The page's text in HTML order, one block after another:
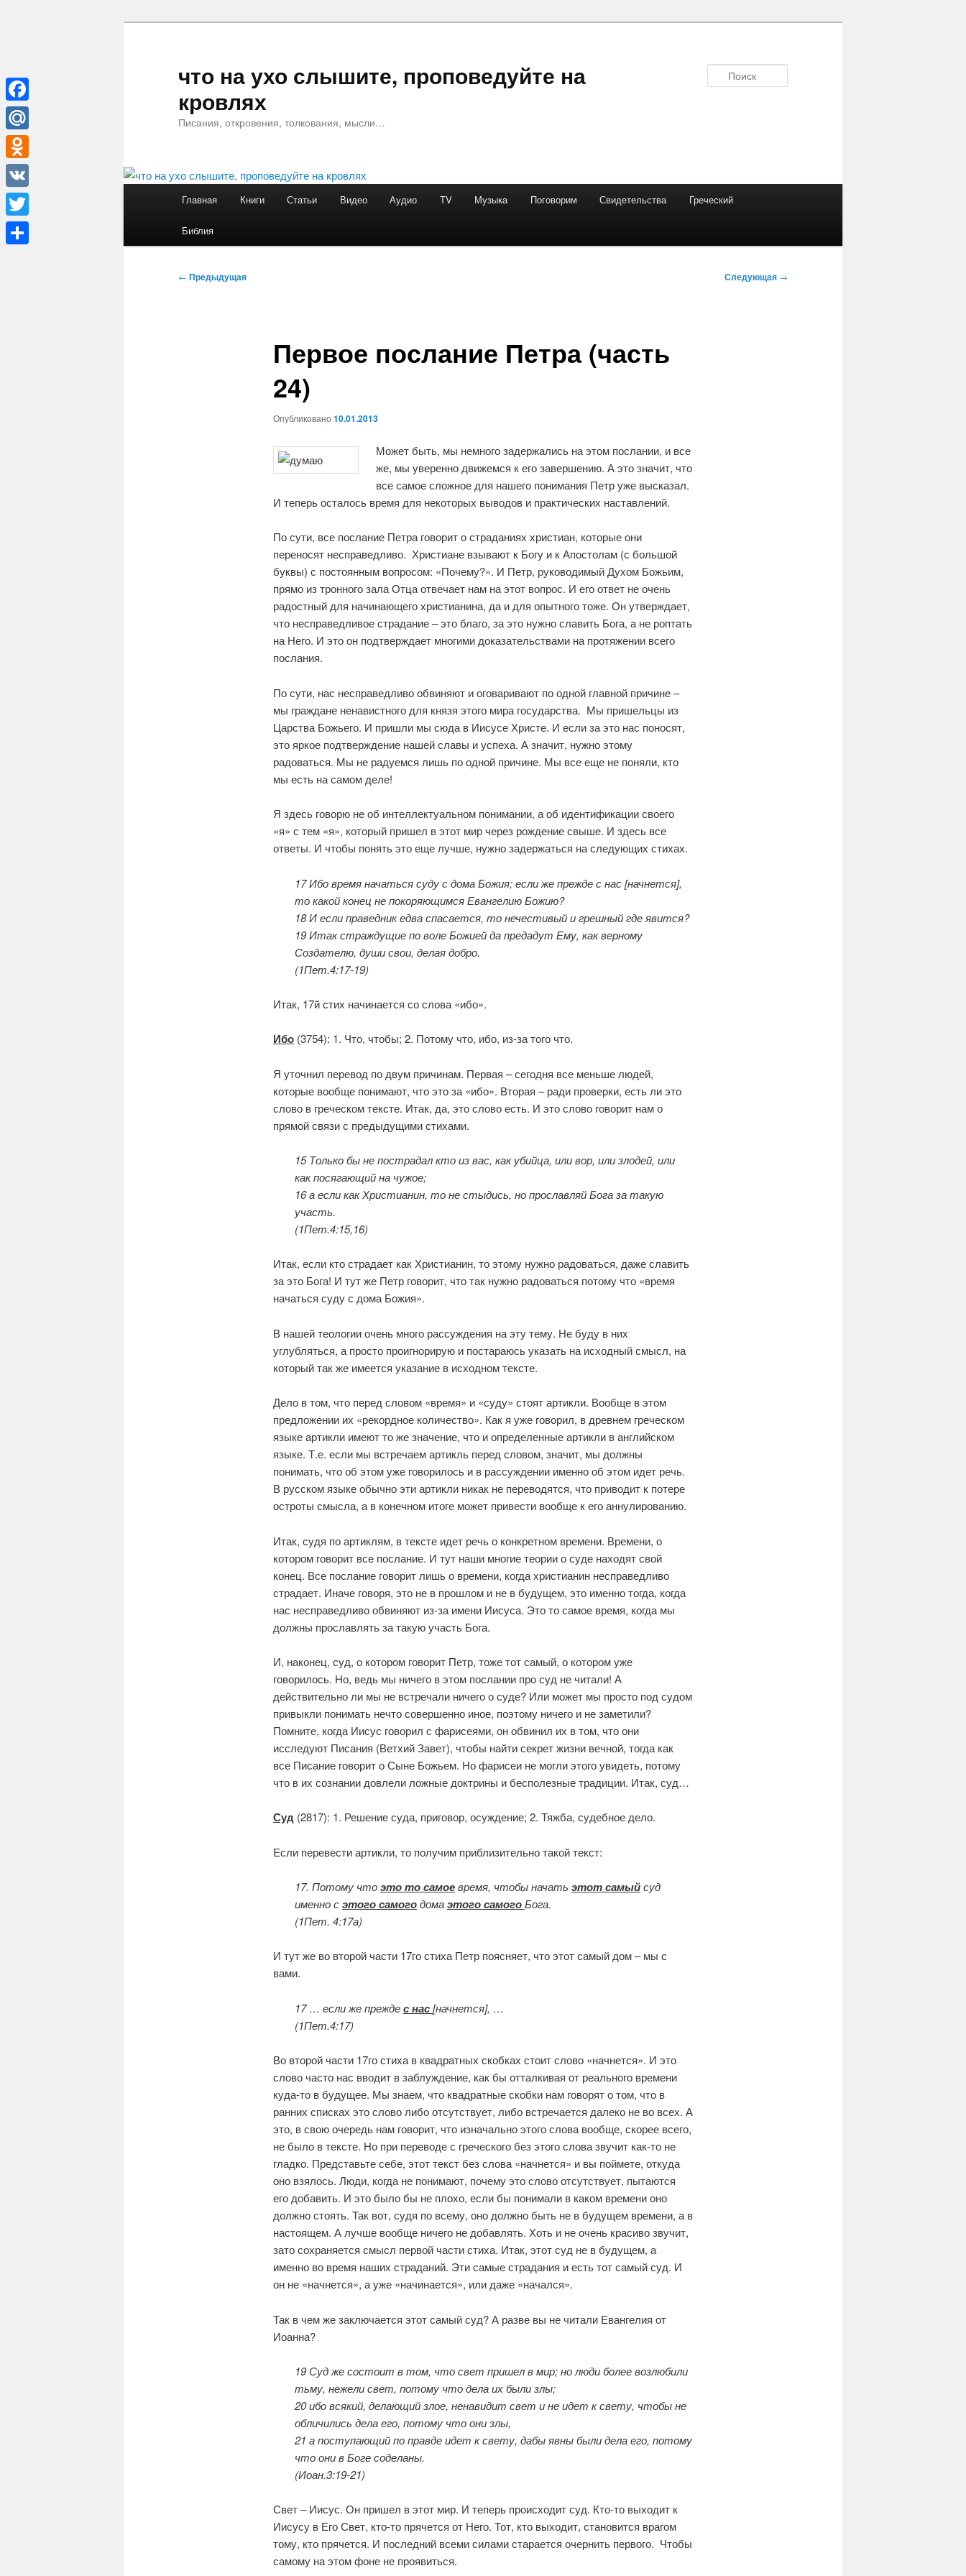
содержимому
что на ухо слышите, проповедуйте на
кровлях
Писания, откровения, толкования, мысли…
Главная Книги Статьи Видео Аудио TV Музыка Поговорим Свидетельства Греческий
Библия
Навигация
← Предыдущая Следующая →
Первое послание Петра (часть
24)
Опубликовано 10.01.2013
Может быть, мы немного задержались на этом послании, и все
же, мы уверенно движемся к его завершению. А это значит, что
все самое сложное для нашего понимания Петр уже высказал.
И теперь осталось время для некоторых выводов и практических наставлений.
По сути, все послание Петра говорит о страданиях христиан, которые они
переносят несправедливо. Христиане взывают к Богу и к Апостолам (с большой
буквы) с постоянным вопросом: «Почему?». И Петр, руководимый Духом Божьим,
прямо из тронного зала Отца отвечает нам на этот вопрос. И его ответ не очень
радостный для начинающего христианина, да и для опытного тоже. Он утверждает,
что несправедливое страдание – это благо, за это нужно славить Бога, а не роптать
на Него. И это он подтверждает многими доказательствами на протяжении всего
послания.
По сути, нас несправедливо обвиняют и оговаривают по одной главной причине –
мы граждане ненавистного для князя этого мира государства. Мы пришельцы из
Царства Божьего. И пришли мы сюда в Иисусе Христе. И если за это нас поносят,
это яркое подтверждение нашей славы и успеха. А значит, нужно этому
радоваться. Мы не радуемся лишь по одной причине. Мы все еще не поняли, кто
мы есть на самом деле!
Я здесь говорю не об интеллектуальном понимании, а об идентификации своего
«я» с тем «я», который пришел в этот мир через рождение свыше. И здесь все
ответы. И чтобы понять это еще лучше, нужно задержаться на следующих стихах.
17 Ибо время начаться суду с дома Божия; если же прежде с нас [начнется],
то какой конец не покоряющимся Евангелию Божию?
18 И если праведник едва спасается, то нечестивый и грешный где явится?
19 Итак страждущие по воле Божией да предадут Ему, как верному
Создателю, души свои, делая добро.
(1Пет.4:17-19)
Итак, 17й стих начинается со слова «ибо».
Ибо(3754): 1. Что, чтобы; 2. Потому что, ибо, из-за того что.
Я уточнил перевод по двум причинам. Первая – сегодня все меньше людей,
которые вообще понимают, что это за «ибо». Вторая – ради проверки, есть ли это
слово в греческом тексте. Итак, да, это слово есть. И это слово говорит нам о
прямой связи с предыдущими стихами.
15 Только бы не пострадал кто из вас, как убийца, или вор, или злодей, или
как посягающий на чужое;
16 а если как Христианин, то не стыдись, но прославляй Бога за такую
участь.
(1Пет.4:15,16)
Итак, если кто страдает как Христианин, то этому нужно радоваться, даже славить
за это Бога! И тут же Петр говорит, что так нужно радоваться потому что «время
начаться суду с дома Божия».
В нашей теологии очень много рассуждения на эту тему. Не буду в них
углубляться, а просто проигнорирую и постараюсь указать на исходный смысл, на
который так же имеется указание в исходном тексте.
Дело в том, что перед словом «время» и «суду» стоят артикли. Вообще в этом
предложении их «рекордное количество». Как я уже говорил, в древнем греческом
языке артикли имеют то же значение, что и определенные артикли в английском
языке. Т.е. если мы встречаем артикль перед словом, значит, мы должны
понимать, что об этом уже говорилось и в рассуждении именно об этом идет речь.
В русском языке обычно эти артикли никак не переводятся, что приводит к потере
остроты смысла, а в конечном итоге может привести вообще к его аннулированию.
Итак, судя по артиклям, в тексте идет речь о конкретном времени. Времени, о
котором говорит все послание. И тут наши многие теории о суде находят свой
конец. Все послание говорит лишь о времени, когда христианин несправедливо
страдает. Иначе говоря, это не в прошлом и не в будущем, это именно тогда, когда
нас несправедливо обвиняют из-за имени Иисуса. Это то самое время, когда мы
должны прославлять за такую участь Бога.
И, наконец, суд, о котором говорит Петр, тоже тот самый, о котором уже
говорилось. Но, ведь мы ничего в этом послании про суд не читали! А
действительно ли мы не встречали ничего о суде? Или может мы просто под судом
привыкли понимать нечто совершенно иное, поэтому ничего и не заметили?
Помните, когда Иисус говорил с фарисеями, он обвинил их в том, что они
исследуют Писания (Ветхий Завет), чтобы найти секрет жизни вечной, тогда как
все Писание говорит о Сыне Божьем. Но фарисеи не могли этого увидеть, потому
что в их сознании довлели ложные доктрины и бесполезные традиции. Итак, суд…
Суд(2817): 1. Решение суда, приговор, осуждение; 2. Тяжба, судебное дело.
Если перевести артикли, то получим приблизительно такой текст:
17. Потому чтоэто то самоевремя, чтобы начать этот самыйсуд
именно сэтого самогодомаэтого самогоБога.
(1Пет. 4:17а)
И тут же во второй части 17го стиха Петр поясняет, что этот самый дом – мы с
вами.
17 … если же преждес нас[начнется], …
(1Пет.4:17)
Во второй части 17го стиха в квадратных скобках стоит слово «начнется». И это
слово часто нас вводит в заблуждение, как бы отталкивая от реального времени
куда-то в будущее. Мы знаем, что квадратные скобки нам говорят о том, что в
ранних списках это слово либо отсутствует, либо встречается далеко не во всех. А
это, в свою очередь нам говорит, что изначально этого слова вообще, скорее всего,
не было в тексте. Но при переводе с греческого без этого слова звучит как-то не
гладко. Представьте себе, этот текст без слова «начнется» и вы поймете, откуда
оно взялось. Люди, когда не понимают, почему это слово отсутствует, пытаются
его добавить. И это было бы не плохо, если бы понимали в каком времени оно
должно стоять. Так вот, судя по всему, оно должно быть не в будущем времени, а в
настоящем. А лучше вообще ничего не добавлять. Хоть и не очень красиво звучит,
зато сохраняется смысл первой части стиха. Итак, этот суд не в будущем, а
именно во время наших страданий. Эти самые страдания и есть тот самый суд. И
он не «начнется», а уже «начинается», или даже «начался».
Так в чем же заключается этот самый суд? А разве вы не читали Евангелия от
Иоанна?
19 Суд же состоит в том, что свет пришел в мир; но люди более возлюбили
тьму, нежели свет, потому что дела их были злы;
20 ибо всякий, делающий злое, ненавидит свет и не идет к свету, чтобы не
обличились дела его, потому что они злы,
21 а поступающий по правде идет к свету, дабы явны были дела его, потому
что они в Боге соделаны.
(Иоан.3:19-21)
Свет – Иисус. Он пришел в этот мир. И теперь происходит суд. Кто-то выходит к
Иисусу в Его Свет, кто-то прячется от Него. Тот, кто выходит, становится врагом
тому, кто прячется. И последний всеми силами старается очернить первого. Чтобы
самому на этом фоне не проявиться.
Facebook
Mail.Ru
Odnoklassniki
VK
Twitter